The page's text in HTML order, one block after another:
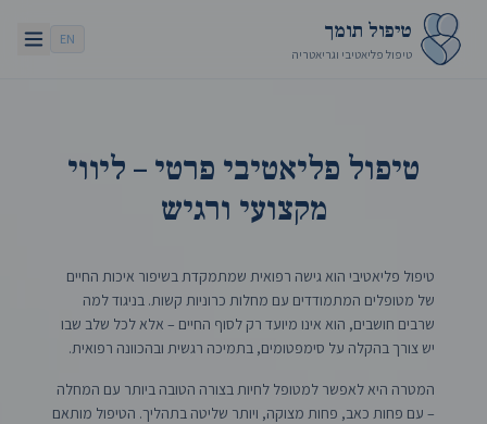
טיפול תומך
טיפול פליאטיבי וגריאטריה
EN
טיפול פליאטיבי פרטי – ליווי
מקצועי ורגיש
טיפול פליאטיבי הוא גישה רפואית שמתמקדת בשיפור איכות החיים
של מטופלים המתמודדים עם מחלות כרוניות קשות. בניגוד למה
שרבים חושבים, הוא אינו מיועד רק לסוף החיים – אלא לכל שלב שבו
יש צורך בהקלה על סימפטומים, בתמיכה רגשית ובהכוונה רפואית.
המטרה היא לאפשר למטופל לחיות בצורה הטובה ביותר עם המחלה
– עם פחות כאב, פחות מצוקה, ויותר שליטה בתהליך. הטיפול מותאם